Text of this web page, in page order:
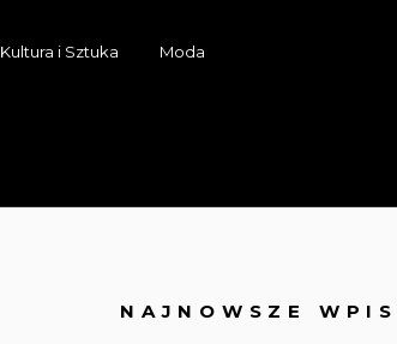
Kultura i Sztuka Moda
NAJNOWSZE